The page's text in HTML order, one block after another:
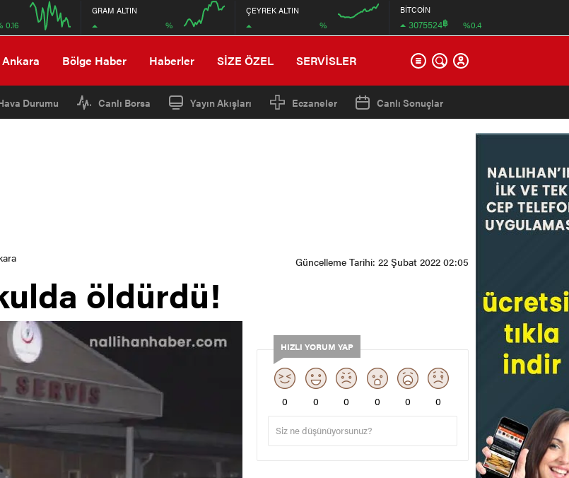
0.16
GRAM ALTIN
%
ÇEYREK ALTIN
%
BİTCOİN
3075524฿ %0.4
Ankara Bölge Haber Haberler SİZE ÖZEL SERVİSLER
Durumu Canlı Borsa Yayın Akışları Eczaneler Canlı Sonuçlar
Güncelleme Tarihi: 22 Şubat 2022 02:05
öldürdü!
HIZLI YORUM YAP
0 0 0 0 0 0